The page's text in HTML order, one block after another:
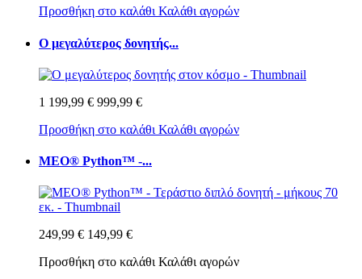
Προσθήκη στο καλάθι Καλάθι αγορών
Ο μεγαλύτερος δονητής...
1 199,99 € 999,99 €
Προσθήκη στο καλάθι Καλάθι αγορών
MEO® Python™ -...
249,99 € 149,99 €
Προσθήκη στο καλάθι Καλάθι αγορών